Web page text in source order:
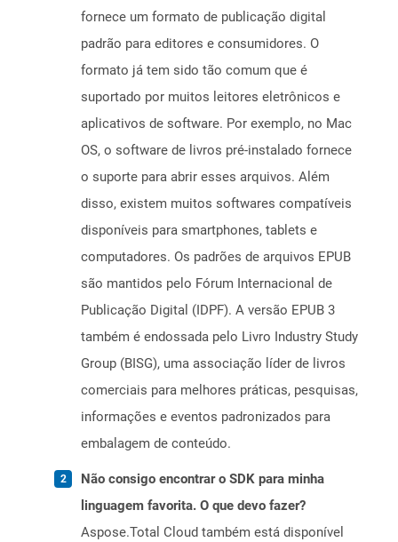
fornece um formato de publicação digital
padrão para editores e consumidores. O
formato já tem sido tão comum que é
suportado por muitos leitores eletrônicos e
aplicativos de software. Por exemplo, no Mac
OS, o software de livros pré-instalado fornece
o suporte para abrir esses arquivos. Além
disso, existem muitos softwares compatíveis
disponíveis para smartphones, tablets e
computadores. Os padrões de arquivos EPUB
são mantidos pelo Fórum Internacional de
Publicação Digital (IDPF). A versão EPUB 3
também é endossada pelo Livro Industry Study
Group (BISG), uma associação líder de livros
comerciais para melhores práticas, pesquisas,
informações e eventos padronizados para
embalagem de conteúdo.
Não consigo encontrar o SDK para minha
linguagem favorita. O que devo fazer?
Aspose.Total Cloud também está disponível